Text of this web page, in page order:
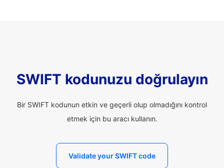
SWIFT kodunuzu doğrulayın
Bir SWIFT kodunun etkin ve geçerli olup olmadığını kontrol
etmek için bu aracı kullanın.
Validate your SWIFT code